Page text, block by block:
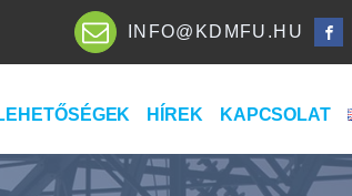
INFO@KDMFU.HU
HÍREK KAPCSOLAT